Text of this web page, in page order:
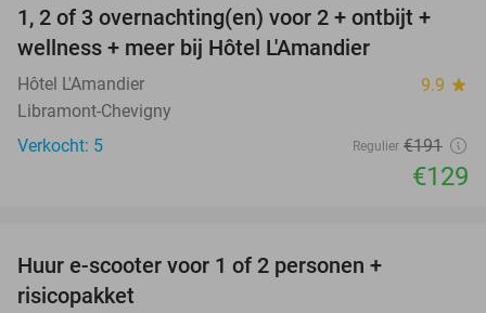
32%
TODAY
1, 2 of 3 overnachting(en) voor 2 + ontbijt +
wellness + meer bij Hôtel L'Amandier
Hôtel L'Amandier 9.9 star
Libramont-Chevigny
Verkocht: 5
Regulier €191
€129
Huur e-scooter voor 1 of 2 personen +
risicopakket